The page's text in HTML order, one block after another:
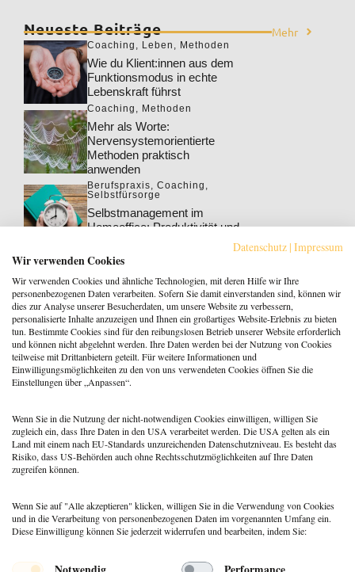
Neueste Beiträge Mehr
Coaching , Leben , Methoden
Wie du Klient:innen aus dem
Funktionsmodus in echte
Lebenskraft führst
Coaching , Methoden
Mehr als Worte:
Nervensystemorientierte
Methoden praktisch
anwenden
Berufspraxis, Coaching ,
Selbstfürsorge
Selbstmanagement im
Homeoffice: Produktivität und
Berufspraxis
Klarheit gewinnt: Gebucht
werden als Coach:in im KI-
Zeitalter
Berufspraxis
Patientenrechtegesetz: 5
typische Irrtümer im Fakten-
Check
Coaching
falschen Fragen? Zeit für ein
Repertoire-Update
Menü
Datenschutz | Impressum
Wir verwenden Cookies
Wir verwenden Cookies und ähnliche Technologien, mit deren Hilfe wir Ihre
personenbezogenen Daten verarbeiten. Sofern Sie damit einverstanden sind, können wir
dies zur Analyse unserer Besucherdaten, um unsere Website zu verbessern,
personalisierte Inhalte anzuzeigen und Ihnen ein großartiges Website-Erlebnis zu bieten
tun. Bestimmte Cookies sind für den reibungslosen Betrieb unserer Website erforderlich
und können nicht abgelehnt werden. Ihre Daten werden bei der Nutzung von Cookies
teilweise mit Drittanbietern geteilt. Für weitere Informationen und
Einwilligungsmöglichkeiten zu den von uns verwendeten Cookies öffnen Sie die
Einstellungen über „Anpassen“.
Wenn Sie in die Nutzung der nicht-notwendigen Cookies einwilligen, willigen Sie
zugleich ein, dass Ihre Daten in den USA verarbeitet werden. Die USA gelten als ein
Land mit einem nach EU-Standards unzureichenden Datenschutzniveau. Es besteht das
Risiko, dass US-Behörden auch ohne Rechtsschutzmöglichkeiten auf Ihre Daten
zugreifen können.
Wenn Sie auf "Alle akzeptieren" klicken, willigen Sie in die Verwendung von Cookies
und in die Verarbeitung von personenbezogenen Daten im vorgenannten Umfang ein.
Diese Einwilligung können Sie jederzeit widerrufen und bearbeiten, indem Sie: